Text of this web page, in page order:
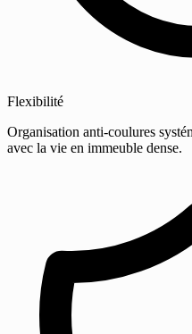
Flexibilité
Organisation anti-coulures
avec la vie en immeuble dense.